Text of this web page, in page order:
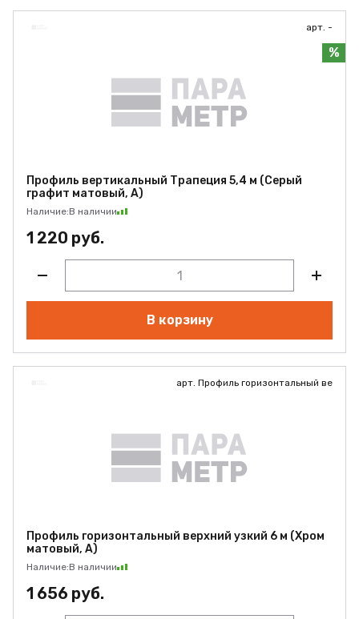
арт. -
%
Профиль вертикальный Трапеция 5,4 м (Серый
графит матовый, А)
Наличие:В наличии
1 220 руб.
В корзину
арт. Профиль горизонтальный ве
Профиль горизонтальный верхний узкий 6 м (Хром
матовый, А)
Наличие:В наличии
1 656 руб.